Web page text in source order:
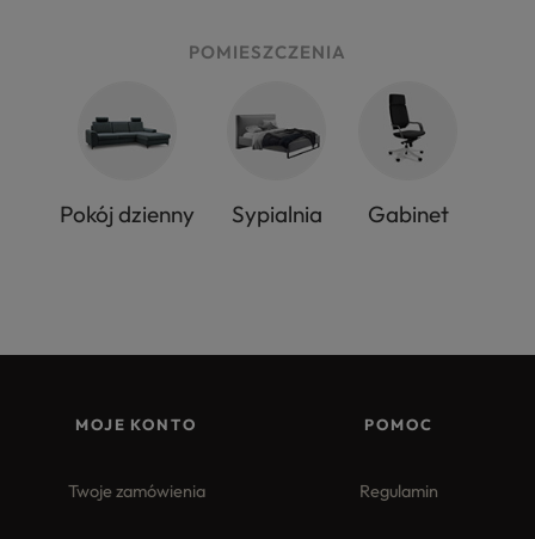
POMIESZCZENIA
Pokój dzienny Sypialnia Gabinet
MOJE KONTO
Twoje zamówienia
POMOC
Regulamin